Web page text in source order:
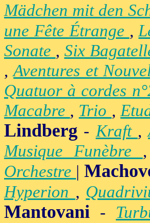
Mädchen mit den
une Fête Étrange ,
Sonate , Six
,Aventures et
Quatuor à cordes
Macabre , Trio ,
Lindberg -Kraft ,
Musique Funèbre ,
Orchestre |
Hyperion ,
Mantovani -